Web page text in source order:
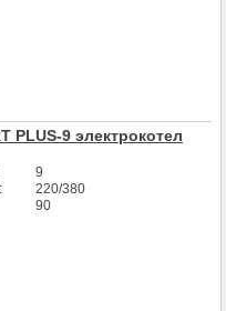
PLUS-9 электрокотел
9
220/380
90